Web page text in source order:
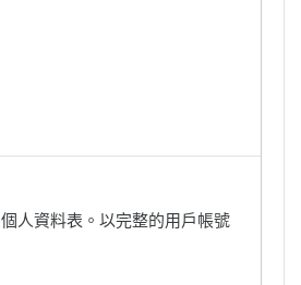
人資料表。以完整的用戶帳號